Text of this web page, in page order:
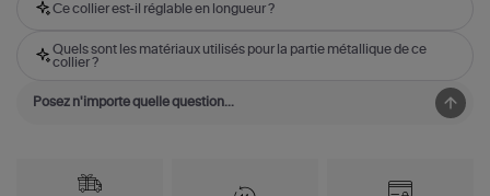
Ce collier est-il réglable en longueur ?
Quels sont les matériaux utilisés pour la partie métallique de ce
collier ?